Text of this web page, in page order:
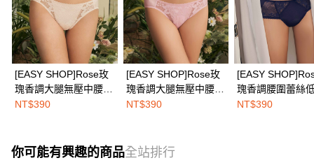
[EASY SHOP]Rose玫
瑰香調大腿無壓中腰三
角內褲-玫瑰香檳白
NT$390
[EASY SHOP]Rose玫
瑰香調大腿無壓中腰三
角內褲-初戀玫瑰粉
NT$390
[EASY
瑰香調腰圍蕾絲
口內褲-深情玫瑰
NT$390
你可能有興趣的商品全站排行